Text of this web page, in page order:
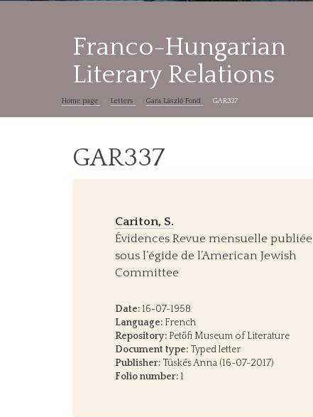
Franco-Hungarian
Literary Relations
Home page Letters Gara László Fond GAR337
GAR337
Cariton, S.
Évidences Revue mensuelle publiée
sous l’égide de l’American Jewish
Committee
Date:16-07-1958
Language: French
Repository: Petőfi Museum of Literature
Document type: Typed letter
Publisher: Tüskés Anna (16-07-2017)
Folio number:1